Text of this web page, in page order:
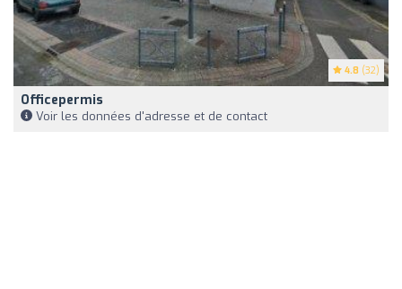
4.8 (32)
Officepermis
Voir les données d'adresse et de contact